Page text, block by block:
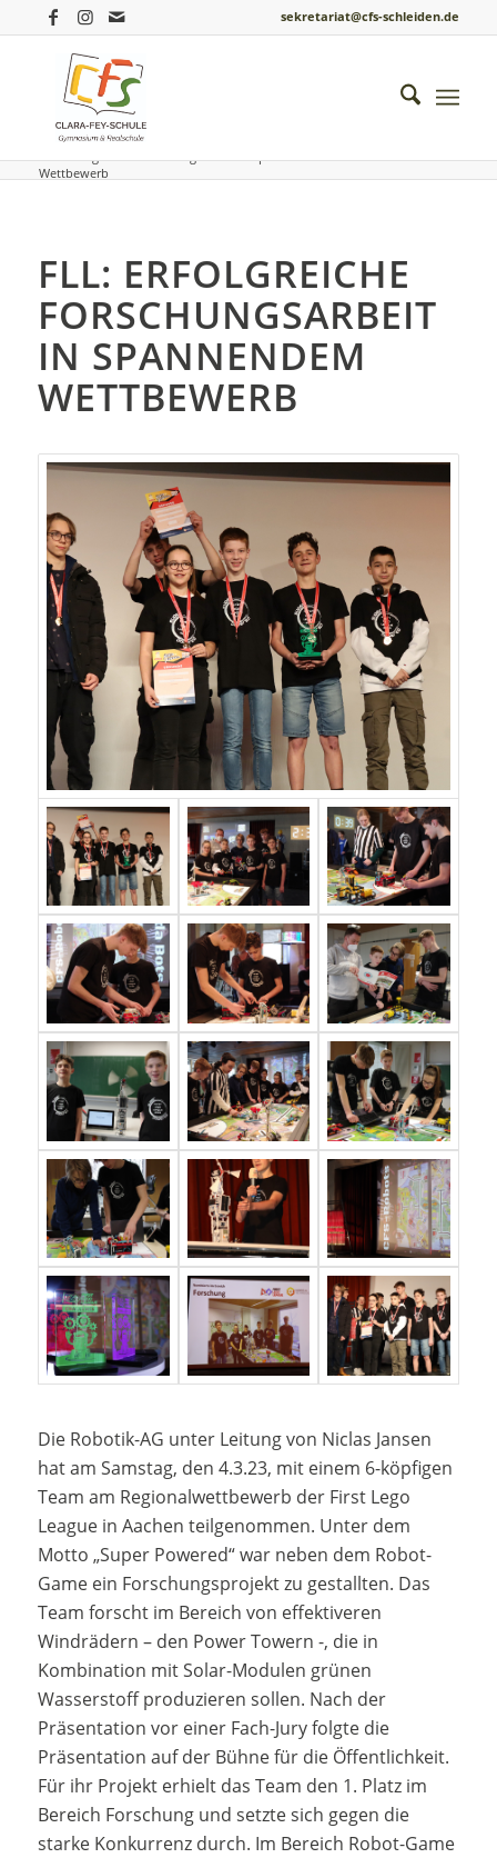
sekretariat@cfs-schleiden.de
Du bist hier: Startseite
FLL: Erfolgreiche Forschungsarbeit in spannendem
Wettbewerb
FLL: ERFOLGREICHE
FORSCHUNGSARBEIT
IN SPANNENDEM
WETTBEWERB
Die Robotik-AG unter Leitung von Niclas Jansen
hat am Samstag, den 4.3.23, mit einem 6-köpfigen
Team am Regionalwettbewerb der First Lego
League in Aachen teilgenommen. Unter dem
Motto „Super Powered“ war neben dem Robot-
Game ein Forschungsprojekt zu gestallten. Das
Team forscht im Bereich von effektiveren
Windrädern – den Power Towern -, die in
Kombination mit Solar-Modulen grünen
Wasserstoff produzieren sollen. Nach der
Präsentation vor einer Fach-Jury folgte die
Präsentation auf der Bühne für die Öffentlichkeit.
Für ihr Projekt erhielt das Team den 1. Platz im
Bereich Forschung und setzte sich gegen die
starke Konkurrenz durch. Im Bereich Robot-Game